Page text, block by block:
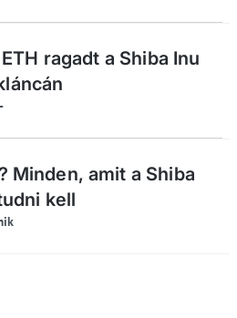
ragadt a Shiba Inu
Minden, amit a Shiba
kell